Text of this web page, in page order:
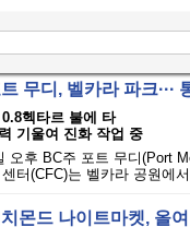
무디, 벨카라 파크···
0.8헥타르 불에 타
기울여 진화 작업 중
오후 BC주 포트 무디(Port
센터(CFC)는 벨카라 공원에
몬드 나이트마켓, 올